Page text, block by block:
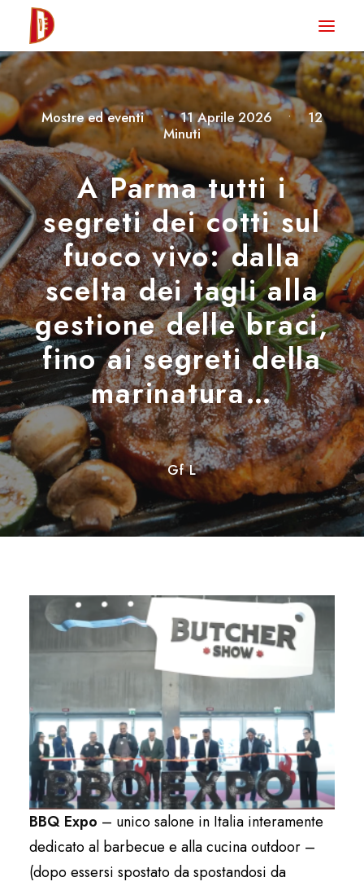
HOME
NEWS
DEGUSTA TV
LA RIVISTA
CONTATTI
CLUB DEGUSTA
STORE
RICERCA
Mostre ed eventi • 11 Aprile 2026 •
12
Minuti
A Parma tutti i
segreti dei cotti sul
fuoco vivo: dalla
scelta dei tagli alla
gestione delle braci,
fino ai segreti della
marinatura…
Gf L
BBQ Expo – unico salone in Italia interamente
dedicato al barbecue e alla cucina outdoor –
(dopo essersi spostato da spostandosi da